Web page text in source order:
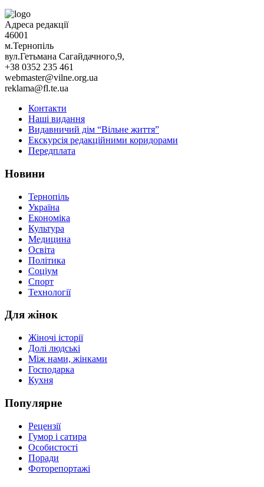
Адреса редакції
46001
м.Тернопіль
вул.Гетьмана Сагайдачного,9,
+38 0352 235 461
webmaster@vilne.org.ua
reklama@fl.te.ua
Контакти
Наші видання
Видавничий дім “Вільне життя”
Екскурсія редакційними коридорами
Передплата
Новини
Тернопіль
Україна
Економіка
Культура
Медицина
Освіта
Політика
Соціум
Спорт
Технології
Для жінок
Жіночі історії
Долі людські
Між нами, жінками
Господарка
Кухня
Популярне
Рецензії
Гумор і сатира
Особистості
Поради
Фоторепортажі